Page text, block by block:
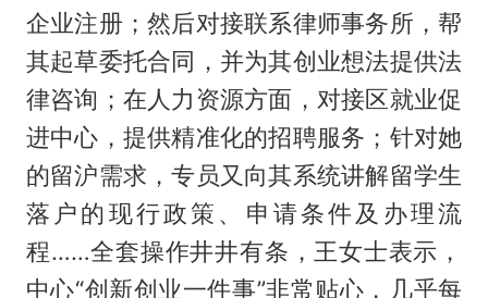
企业注册；然后对接联系律师事务所，帮
其起草委托合同，并为其创业想法提供法
律咨询；在人力资源方面，对接区就业促
进中心，提供精准化的招聘服务；针对她
的留沪需求，专员又向其系统讲解留学生
落户的现行政策、申请条件及办理流
程……全套操作井井有条，王女士表示，
中心“创新创业一件事”非常贴心，几乎每